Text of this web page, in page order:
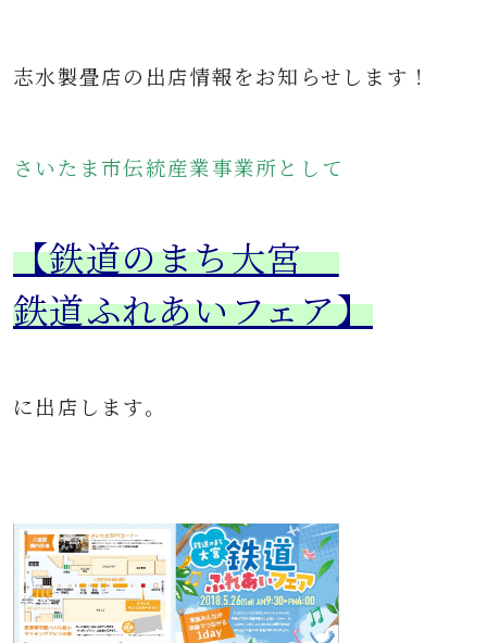
志水製畳店の出店情報をお知らせします！
さいたま市伝統産業事業所として
【鉄道のまち大宮
鉄道ふれあいフェア】
に出店します。